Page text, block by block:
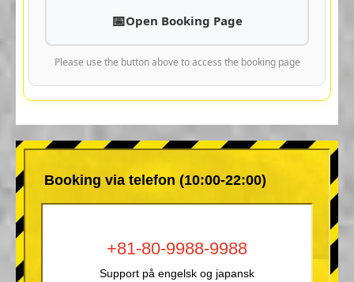
Open Booking Page
Please use the button above to access the booking page
Booking via telefon (10:00-22:00)
+81-80-9988-9988
Support på engelsk og japansk